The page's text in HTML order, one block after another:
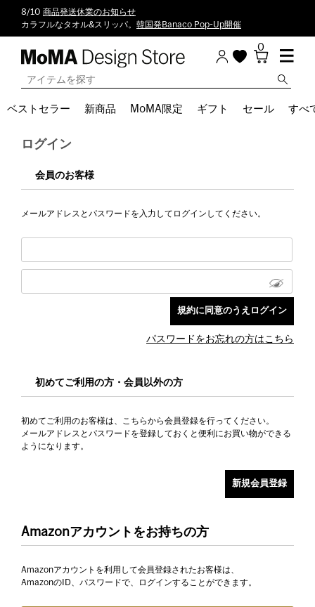
8/10 商品発送休業のお知らせ
カラフルなタオル&スリッパ。 韓国発Banaco Pop-Up開催
0
ベストセラー 新商品 MoMA限定 ギフト セール すべ
ログイン
会員のお客様
メールアドレスとパスワードを入力してログインしてください。
パスワードをお忘れの方はこちら
初めてご利用の方・会員以外の方
初めてご利用のお客様は、こちらから会員登録を行ってください。
メールアドレスとパスワードを登録しておくと便利にお買い物ができる
ようになります。
Amazonアカウントをお持ちの方
Amazonアカウントを利用して会員登録されたお客様は、
AmazonのID、パスワードで、ログインすることができます。